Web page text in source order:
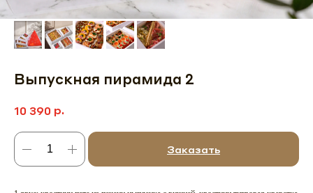
Выпускная пирамида 2
10 390 р.
Заказать